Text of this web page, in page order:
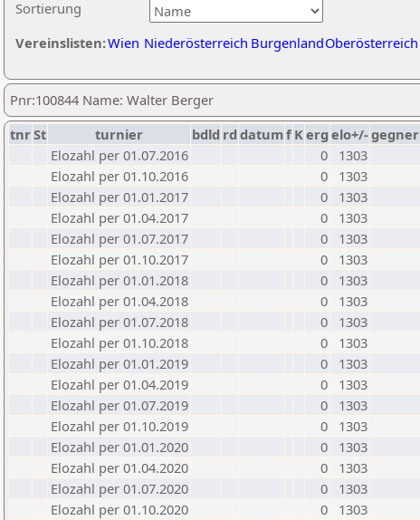
Sortierung
Vereinslisten:Wien Niederösterreich BurgenlandOberösterreich
Pnr:100844 Name: Walter Berger
tnrSt turnier bdld rd datumf Kerg elo+/-gegner
Elozahl per 01.07.2016
0
1303
Elozahl per 01.10.2016
0
1303
Elozahl per 01.01.2017
0
1303
Elozahl per 01.04.2017
0
1303
Elozahl per 01.07.2017
0
1303
Elozahl per 01.10.2017
0
1303
Elozahl per 01.01.2018
0
1303
Elozahl per 01.04.2018
0
1303
Elozahl per 01.07.2018
0
1303
Elozahl per 01.10.2018
0
1303
Elozahl per 01.01.2019
0
1303
Elozahl per 01.04.2019
0
1303
Elozahl per 01.07.2019
0
1303
Elozahl per 01.10.2019
0
1303
Elozahl per 01.01.2020
0
1303
Elozahl per 01.04.2020
0
1303
Elozahl per 01.07.2020
0
1303
Elozahl per 01.10.2020
0
1303